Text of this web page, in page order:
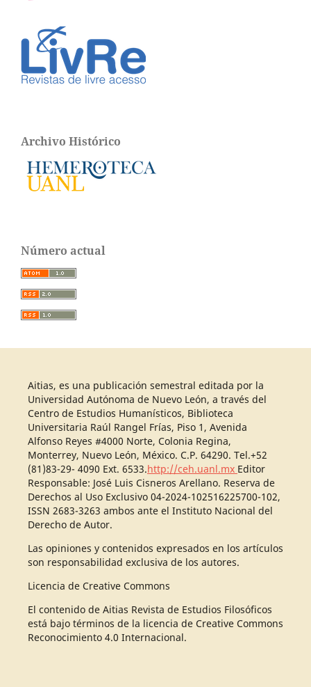
Archivo Histórico
Número actual
Aitias, es una publicación semestral editada por la
Universidad Autónoma de Nuevo León, a través del
Centro de Estudios Humanísticos, Biblioteca
Universitaria Raúl Rangel Frías, Piso 1, Avenida
Alfonso Reyes #4000 Norte, Colonia Regina,
Monterrey, Nuevo León, México. C.P. 64290. Tel.+52
(81)83-29- 4090 Ext. 6533.http://ceh.uanl.mx Editor
Responsable: José Luis Cisneros Arellano. Reserva de
Derechos al Uso Exclusivo 04-2024-102516225700-102,
ISSN 2683-3263 ambos ante el Instituto Nacional del
Derecho de Autor.
Las opiniones y contenidos expresados en los artículos
son responsabilidad exclusiva de los autores.
Licencia de Creative Commons
El contenido de Aitias Revista de Estudios Filosóficos
está bajo términos de la licencia de Creative Commons
Reconocimiento 4.0 Internacional.